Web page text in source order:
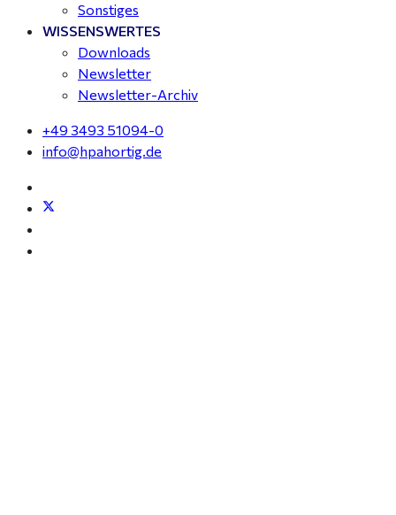
Sonstiges
WISSENSWERTES
Downloads
Newsletter
Newsletter-Archiv
+49 3493 51094-0
info@hpahortig.de